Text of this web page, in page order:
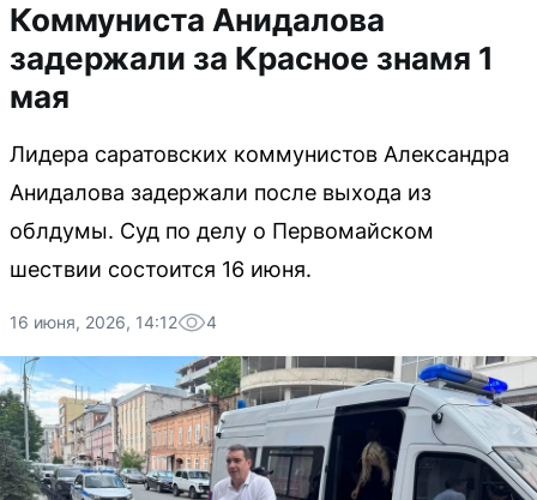
Коммуниста Анидалова
задержали за Красное знамя 1
мая
Лидера саратовских коммунистов Александра
Анидалова задержали после выхода из
облдумы. Суд по делу о Первомайском
шествии состоится 16 июня.
16 июня, 2026, 14:12 4